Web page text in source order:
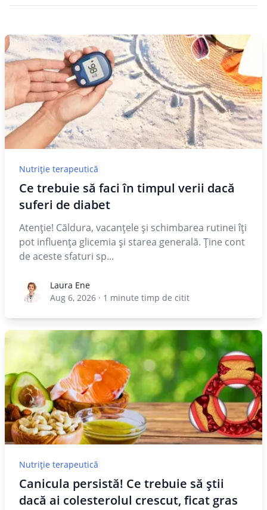
Nutriție terapeutică
Ce trebuie să faci în timpul verii dacă
suferi de diabet
Atenție! Căldura, vacanțele și schimbarea rutinei îți
pot influența glicemia și starea generală. Ține cont
de aceste sfaturi sp...
Laura EneLaura Ene
Aug 6, 2026 · 1 minute timp de citit
Nutriție terapeutică
Canicula persistă! Ce trebuie să știi
dacă ai colesterolul crescut, ficat gras